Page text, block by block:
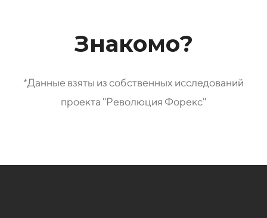
Знакомо?
*Данные взяты из собственных исследований
проекта "Революция Форекс"